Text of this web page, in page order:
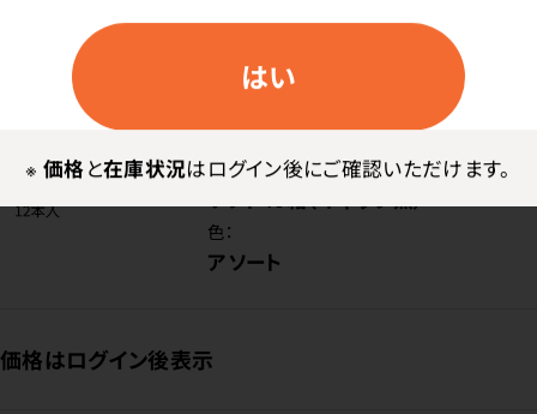
はい
※ 価格と在庫状況はログイン後にご確認いただけます。
商品番号：
在庫：○
種類：
ソフト40箱（キャップ無）
色：
アソート
価格はログイン後表示